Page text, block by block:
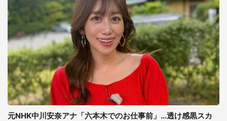
元NHK中川安奈アナ「六本木でのお仕事前」...透け感黒スカ